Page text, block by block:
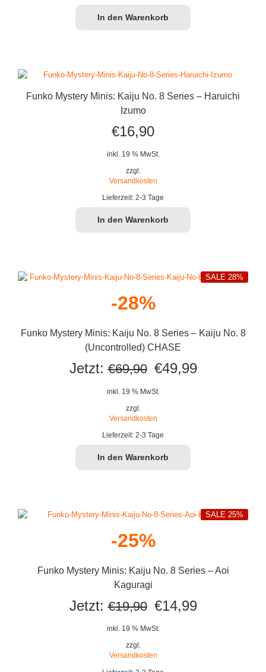
In den Warenkorb
Funko Mystery Minis: Kaiju No. 8 Series – Haruichi
Izumo
€16,90
inkl. 19 % MwSt.
zzgl.
Versandkosten
Lieferzeit: 2-3 Tage
In den Warenkorb
-28%
Funko Mystery Minis: Kaiju No. 8 Series – Kaiju No. 8
(Uncontrolled) CHASE
SALE 28%
Jetzt: €69,90 Ursprünglicher
Preis
€69,90
€49,99Aktueller
inkl. 19 % MwSt.
zzgl.
Versandkosten
Lieferzeit: 2-3 Tage
In den Warenkorb
-25%
Funko Mystery Minis: Kaiju No. 8 Series – Aoi
Kaguragi
SALE 25%
Jetzt: €19,90 Ursprünglicher
Preis
€14,99Aktueller
inkl. 19 % MwSt.
zzgl.
Versandkosten